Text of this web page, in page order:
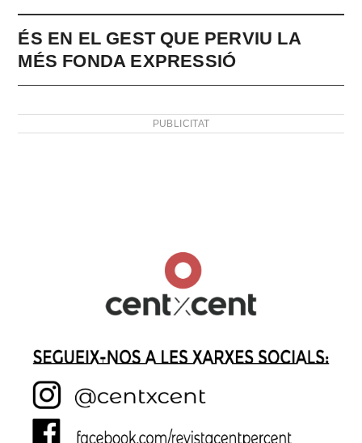
ÉS EN EL GEST QUE PERVIU LA
MÉS FONDA EXPRESSIÓ
PUBLICITAT